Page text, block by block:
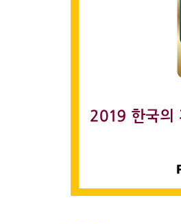
공지사항